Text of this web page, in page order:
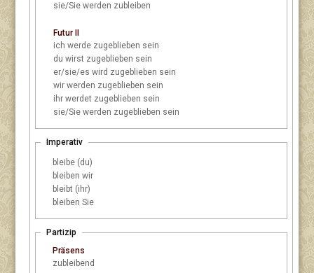
sie/Sie werden zubleiben
Futur II
ich werde zugeblieben sein
du wirst zugeblieben sein
er/sie/es wird zugeblieben sein
wir werden zugeblieben sein
ihr werdet zugeblieben sein
sie/Sie werden zugeblieben sein
Imperativ
bleibe (du)
bleiben wir
bleibt (ihr)
bleiben Sie
Partizip
Präsens
zubleibend